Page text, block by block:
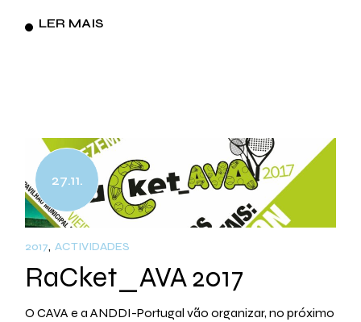
LER MAIS
27.11.
2017 ACTIVIDADES
RaCket_AVA 2017
O CAVA e a ANDDI-Portugal vão organizar, no próximo